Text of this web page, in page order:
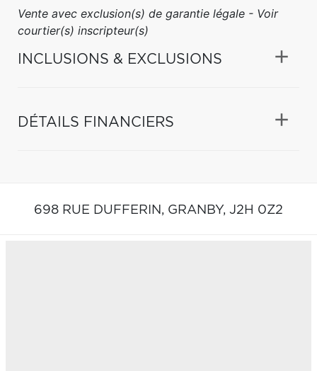
Vente avec exclusion(s) de garantie légale - Voir
courtier(s) inscripteur(s)
INCLUSIONS & EXCLUSIONS
DÉTAILS FINANCIERS
698 RUE DUFFERIN, GRANBY, J2H 0Z2